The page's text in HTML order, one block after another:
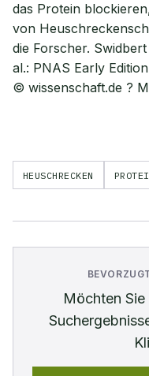
das Protein
von
die Forscher.
al.: PNAS Early
© wissenschaft.de ?
HEUSCHRECKEN
Möchten Sie